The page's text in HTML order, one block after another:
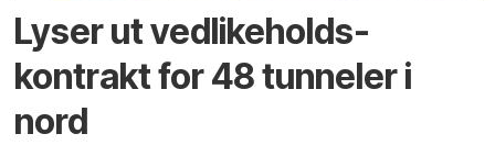
Lyser ut vedlikeholds­
kontrakt for 48 tunneler i
nord